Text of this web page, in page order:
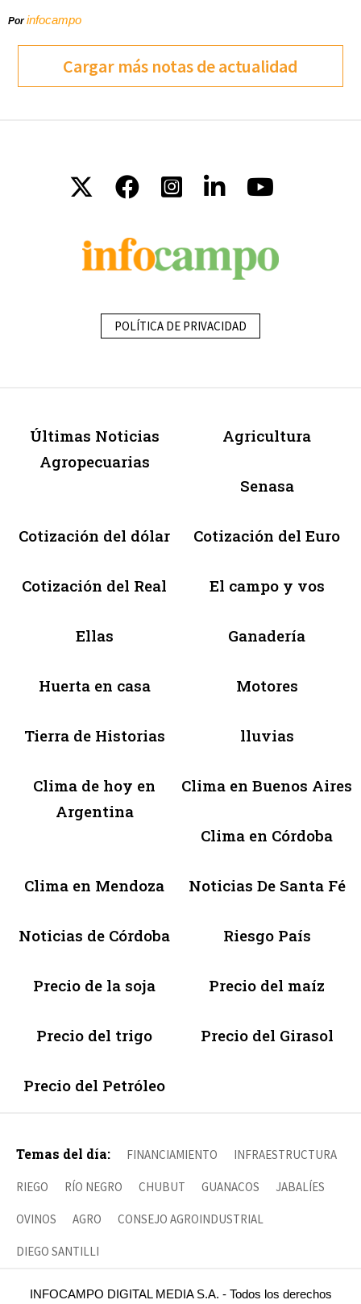
Porinfocampo
Cargar más notas de actualidad
POLÍTICA DE PRIVACIDAD
Últimas Noticias
Agropecuarias
Agricultura
Senasa
Cotización del dólar Cotización del Euro
Cotización del Real El campo y vos
Ellas Ganadería
Huerta en casa Motores
Tierra de Historias lluvias
Clima de hoy en
Argentina
Clima en Buenos Aires
Clima en Córdoba
Clima en Mendoza Noticias De Santa Fé
Noticias de Córdoba Riesgo País
Precio de la soja Precio del maíz
Precio del trigo Precio del Girasol
Precio del Petróleo
Temas del día: FINANCIAMIENTO INFRAESTRUCTURA
RIEGO RÍO NEGRO CHUBUT GUANACOS JABALÍES
OVINOS AGRO CONSEJO AGROINDUSTRIAL
DIEGO SANTILLI
INFOCAMPO DIGITAL MEDIA S.A. - Todos los derechos